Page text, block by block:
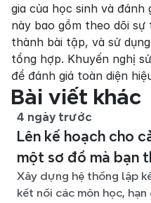
gia của học sinh và
này bao gồm theo dõi
thành bài tập, và sử
tổng hợp. Khuyến nghị
để đánh giá toàn diện
Bài viết khác
4 ngày trước
Lên kế hoạch cho
một sơ đồ mà bạn
kịp
Xây dựng hệ thống lập
kết nối các môn học,